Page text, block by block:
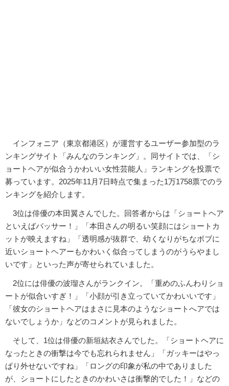
インフォニア（東京都港区）が運営するユーザー参加型のラ
ンキングサイト「みんなのランキング」。同サイトでは、「シ
ョートヘアが似合うかわいい女性芸能人」ランキングを投票で
募っています。2025年11月7日時点で集まった1万1758票でのラ
ンキングを紹介します。
3位は俳優の本田翼さんでした。回答者からは「ショートヘア
といえばバッサー！」「本田さんの明るい笑顔にはショートカ
ットが映えますね」「透明感が抜群で、幼くなりがちなボブに
近いショートヘアーもかわいく似合ってしまうのがうらやまし
いです」といった声が寄せられていました。
2位には俳優の波瑠さんがランクイン。「重めのふんわりショ
ートが似合いすぎ！」「小顔が引き立っていてかわいいです」
「彼女のショートヘアはまさに見本のようなショートへアでは
ないでしょうか」などのコメントが見られました。
そして、1位は俳優の新垣結衣さんでした。「ショートヘアに
なったときの衝撃は今でも忘れられません」「ガッキーはやっ
ぱり外せないですね」「ロングの印象が私の中でありました
が、ショートにしたときのかわいさは衝撃的でした！」などの